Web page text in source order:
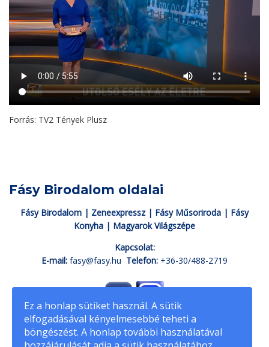
Forrás: TV2 Tények Plusz
Fásy Birodalom oldalai
Fásy Birodalom | Zeneexpressz| Fásy Műsoriroda | Fásy
Konyha | Magyarok Világszépe
Kapcsolat:
E-mail: fasy@fasy.hu Telefon: +36-30/488-2719
fasyadam.hu© Minden jog fenntartva
Ez a honlap sütiket használ. A sütik
elfogadásával kényelmesebbé teheti a
böngészést. A honlap további használatával